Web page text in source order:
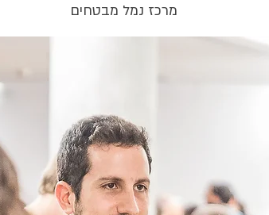
מרכז נמל מבטחים